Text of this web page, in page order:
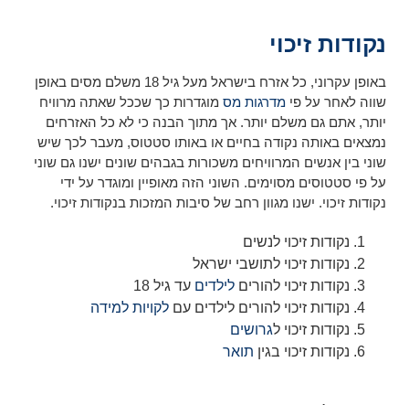
נקודות זיכוי
באופן עקרוני, כל אזרח בישראל מעל גיל 18 משלם מסים באופן
שווה לאחר על פי מדרגות מס מוגדרות כך שככל שאתה מרוויח
יותר, אתם גם משלם יותר. אך מתוך הבנה כי לא כל האזרחים
נמצאים באותה נקודה בחיים או באותו סטטוס, מעבר לכך שיש
שוני בין אנשים המרוויחים משכורות בגבהים שונים ישנו גם שוני
על פי סטטוסים מסוימים. השוני הזה מאופיין ומוגדר על ידי
נקודות זיכוי. ישנו מגוון רחב של סיבות המזכות בנקודות זיכוי.
נקודות זיכוי לנשים
נקודות זיכוי לתושבי ישראל
נקודות זיכוי להורים לילדים עד גיל 18
נקודות זיכוי להורים לילדים עם לקויות למידה
נקודות זיכוי לגרושים
נקודות זיכוי בגין תואר